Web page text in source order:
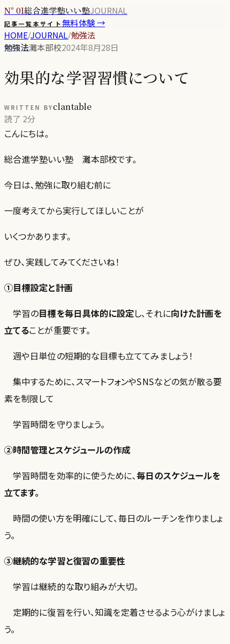
N° 01総合進学塾いい塾JOURNAL
記事一覧本サイト無料体験 →
HOME/JOURNAL/勉強法
勉強法灘本部校2024年8月28日
効果的な学習習慣について
WRITTEN BYclantable
読了 2分
こんにちは。
総合進学塾いい塾 灘本部校です。
今日は、勉強に取り組む前に
一度考えてから実行してほしいことが
いくつかあります。
ぜひ、実践してみてくださいね！
①目標設定と計画
学習の目標を毎日具体的に設定し、それに向けた計画を
立てることが重要です。
週や日単位の短期的な目標も立ててみましょう！
集中するために、スマートフォンやSNSなどの気が散る要
素を制限して
学習時間を守りましょう。
②時間管理とスケジュールの作成
学習時間を効率的に使うために、毎日のスケジュールを
立てます。
時間の使い方を明確にして、毎日のルーチンを作りましょ
う。
③継続的な学習と復習の重要性
学習は継続的な取り組みが大切。
定期的に復習を行い、知識を定着させるよう心がけましょ
う。